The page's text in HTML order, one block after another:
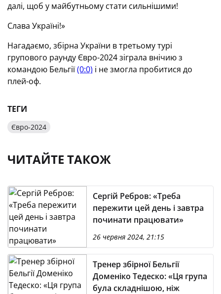
далі, щоб у майбутньому стати сильнішими!
Слава Україні!»
Нагадаємо, збірна України в третьому турі
групового раунду Євро-2024 зіграла внічию з
командою Бельгії(0:0) і не змогла пробитися до
плей-оф.
ТЕГИ
Євро-2024
ЧИТАЙТЕ ТАКОЖ
Сергій Ребров: «Треба
пережити цей день і завтра
починати працювати»
26 червня 2024, 21:15
Тренер збірної Бельгії
Доменіко Тедеско: «Ця група
була складнішою, ніж